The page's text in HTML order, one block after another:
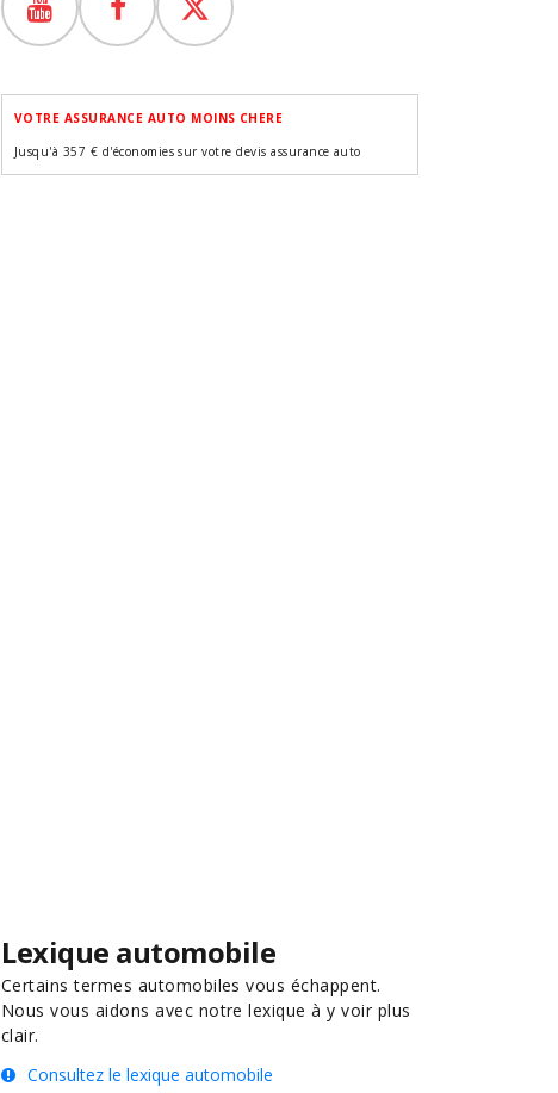
VOTRE ASSURANCE AUTO MOINS CHERE
Jusqu'à 357 € d'économies sur votre devis assurance auto
Lexique automobile
Certains termes automobiles vous échappent.
Nous vous aidons avec notre lexique à y voir plus
clair.
Consultez le lexique automobile